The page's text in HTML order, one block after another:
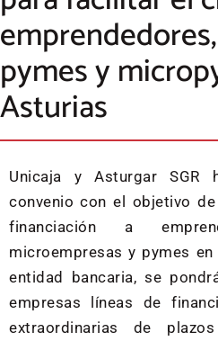
pymes y
Asturias
Unicaja y Asturgar SGR
convenio con el objetivo
financiación a
microempresas y pymes
entidad bancaria, se
empresas líneas de
extraordinarias de